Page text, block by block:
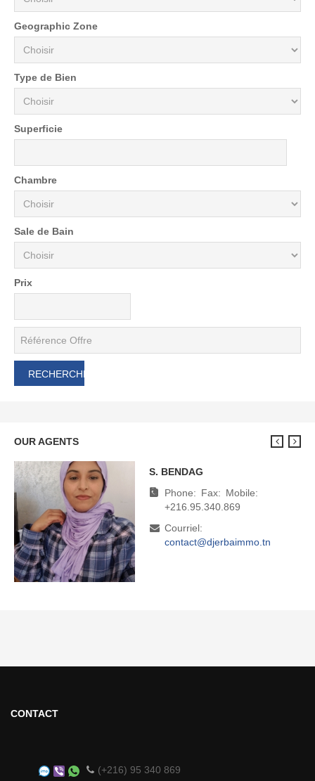
Geographic Zone
Type de Bien
Superficie
Chambre
Sale de Bain
Prix
OUR AGENTS
S. BENDAG
Phone: Fax: Mobile:
+216.95.340.869
Courriel:
contact@djerbaimmo.tn
M. BOUDHINA
Phone: Fax: Mobile:
+216.95.340.869
Courriel:
direction@djerbaimmo.tn
CONTACT
(+216) 95 340 869